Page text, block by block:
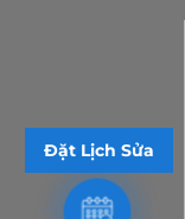
Đặt Lịch Sửa